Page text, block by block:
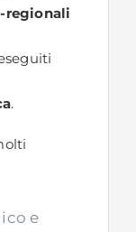
regionali
.
e